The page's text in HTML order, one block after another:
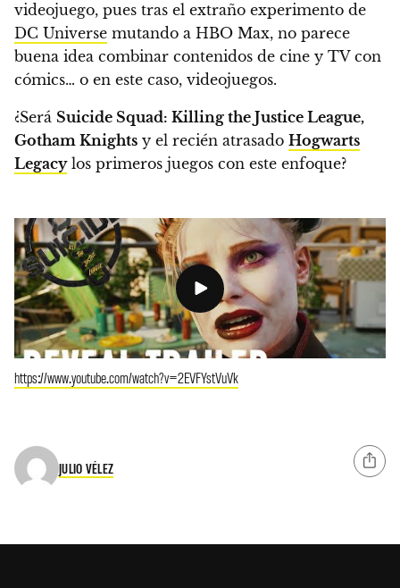
videojuego, pues tras el extraño experimento de
DC Universe mutando a HBO Max, no parece
buena idea combinar contenidos de cine y TV con
cómics… o en este caso, videojuegos.
¿Será Suicide Squad: Killing the Justice League,
Gotham Knights y el recién atrasado Hogwarts
Legacylos primeros juegos con este enfoque?
https://www.youtube.com/watch?v=2EVFYstVuVk
JULIO VÉLEZ